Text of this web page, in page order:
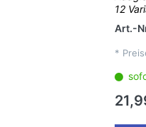
12
Art.-
*